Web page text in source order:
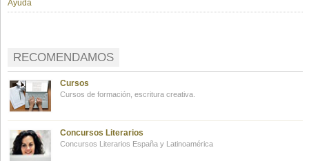
Ayuda
RECOMENDAMOS
Cursos
Cursos de formación, escritura creativa.
Concursos Literarios
Concursos Literarios España y Latinoamérica